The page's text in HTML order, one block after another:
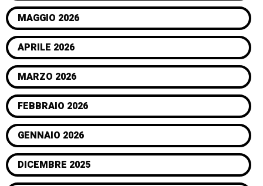
MAGGIO 2026
APRILE 2026
MARZO 2026
FEBBRAIO 2026
GENNAIO 2026
DICEMBRE 2025